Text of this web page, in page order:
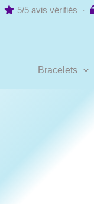
5/5 avis vérifiés ·
Bracelets